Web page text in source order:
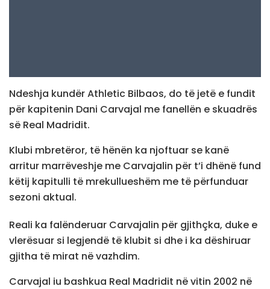
Ndeshja kundër Athletic Bilbaos, do të jetë e fundit
për kapitenin Dani Carvajal me fanellën e skuadrës
së Real Madridit.
Klubi mbretëror, të hënën ka njoftuar se kanë
arritur marrëveshje me Carvajalin për t’i dhënë fund
këtij kapitulli të mrekullueshëm me të përfunduar
sezoni aktual.
Reali ka falënderuar Carvajalin për gjithçka, duke e
vlerësuar si legjendë të klubit si dhe i ka dëshiruar
gjitha të mirat në vazhdim.
Carvajal iu bashkua Real Madridit në vitin 2002 në